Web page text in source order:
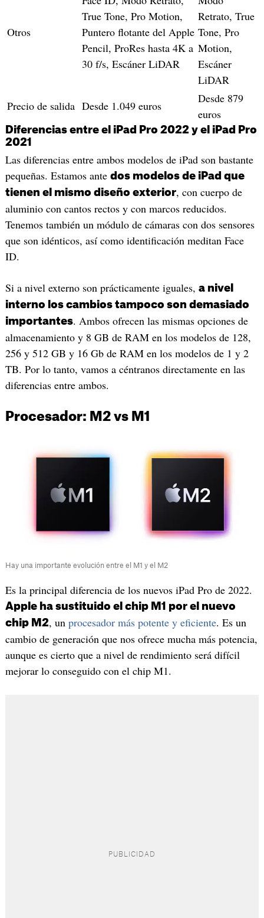
Otros
True Tone, Pro Motion,
Puntero flotante del Apple
Pencil, ProRes hasta 4K a
30 f/s, Escáner LiDAR
Retrato, True
Tone, Pro
Motion,
Escáner
LiDAR
Precio de salida Desde 1.049 euros
Desde 879
euros
Diferencias entre el iPad Pro 2022 y el iPad Pro
2021
Las diferencias entre ambos modelos de iPad son bastante
pequeñas. Estamos ante dos modelos de iPad que
tienen el mismo diseño exterior, con cuerpo de
aluminio con cantos rectos y con marcos reducidos.
Tenemos también un módulo de cámaras con dos sensores
que son idénticos, así como identificación meditan Face
ID.
Si a nivel externo son prácticamente iguales, a nivel
interno los cambios tampoco son demasiado
importantes. Ambos ofrecen las mismas opciones de
almacenamiento y 8 GB de RAM en los modelos de 128,
256 y 512 GB y 16 Gb de RAM en los modelos de 1 y 2
TB. Por lo tanto, vamos a céntranos directamente en las
diferencias entre ambos.
Procesador: M2 vs M1
Hay una importante evolución entre el M1 y el M2
Es la principal diferencia de los nuevos iPad Pro de 2022.
Apple ha sustituido el chip M1 por el nuevo
chip M2, un procesador más potente y eficiente. Es un
cambio de generación que nos ofrece mucha más potencia,
aunque es cierto que a nivel de rendimiento será difícil
mejorar lo conseguido con el chip M1.